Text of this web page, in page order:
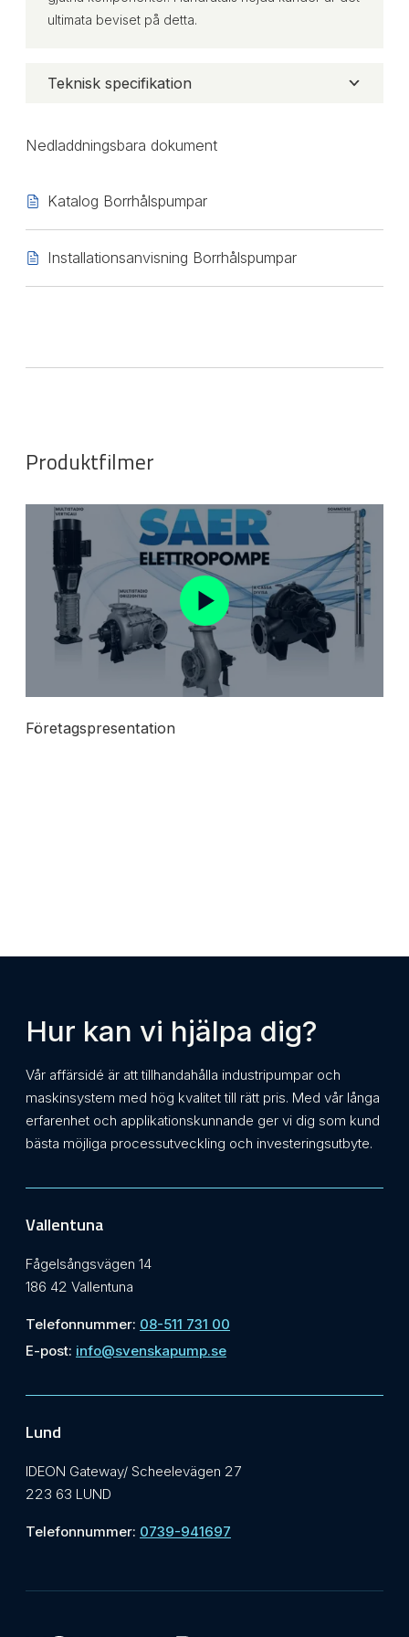
ultimata beviset på detta.
Teknisk specifikation
Nedladdningsbara dokument
Katalog Borrhålspumpar
Installationsanvisning Borrhålspumpar
Produktfilmer
Företagspresentation
Hur kan vi hjälpa dig?
Vår affärsidé är att tillhandahålla industripumpar och
maskinsystem med hög kvalitet till rätt pris. Med vår långa
erfarenhet och applikationskunnande ger vi dig som kund
bästa möjliga processutveckling och investeringsutbyte.
Vallentuna
Fågelsångsvägen 14
186 42 Vallentuna
Telefonnummer: 08-511 731 00
E-post: info@svenskapump.se
Lund
IDEON Gateway/ Scheelevägen 27
223 63 LUND
Telefonnummer: 0739-941697